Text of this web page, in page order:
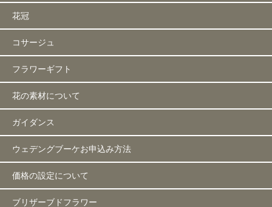
花冠
コサージュ
フラワーギフト
花の素材について
ガイダンス
ウェデングブーケお申込み方法
価格の設定について
ブリザーブドフラワー